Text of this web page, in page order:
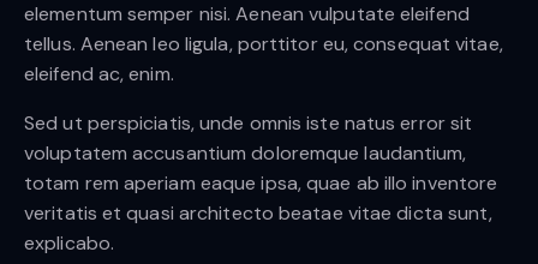
elementum semper nisi. Aenean vulputate eleifend
tellus. Aenean leo ligula, porttitor eu, consequat vitae,
eleifend ac, enim.
Sed ut perspiciatis, unde omnis iste natus error sit
voluptatem accusantium doloremque laudantium,
totam rem aperiam eaque ipsa, quae ab illo inventore
veritatis et quasi architecto beatae vitae dicta sunt,
explicabo.